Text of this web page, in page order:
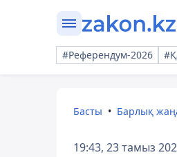
#Референдум-2026
Басты Барлық
19:43, 23 тамыз